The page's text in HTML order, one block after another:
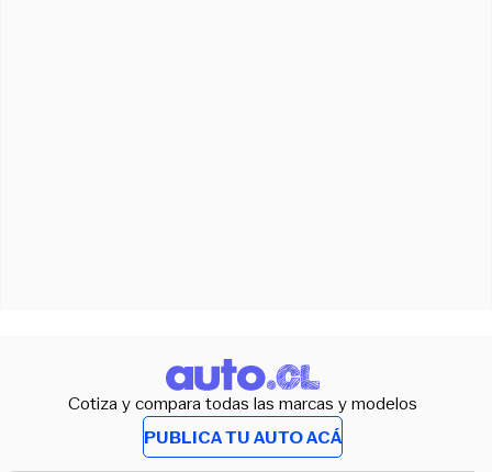
Cotiza y compara todas las marcas y modelos
PUBLICA TU AUTO ACÁ